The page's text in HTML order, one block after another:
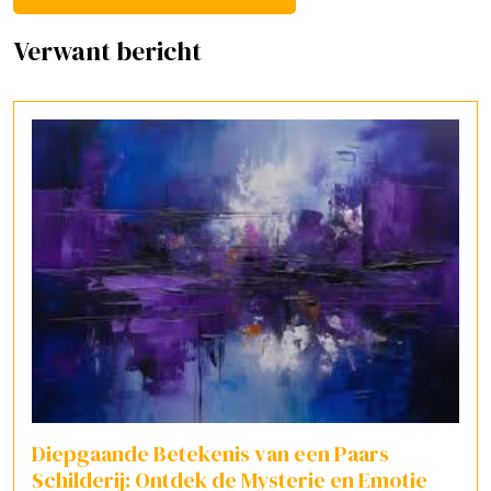
Verwant bericht
Diepgaande Betekenis van een Paars
Schilderij: Ontdek de Mysterie en Emotie